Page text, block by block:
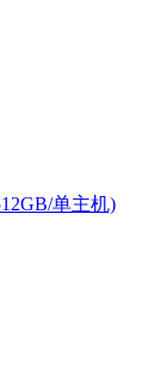
单主机)